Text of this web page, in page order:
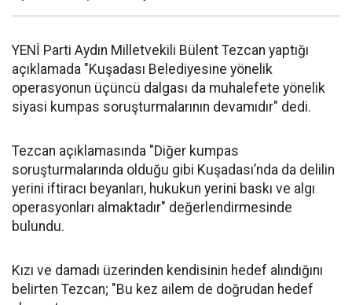
YENİ Parti Aydın Milletvekili Bülent Tezcan yaptığı
açıklamada "Kuşadası Belediyesine yönelik
operasyonun üçüncü dalgası da muhalefete yönelik
siyasi kumpas soruşturmalarının devamıdır" dedi.
Tezcan açıklamasında "Diğer kumpas
soruşturmalarında olduğu gibi Kuşadası’nda da delilin
yerini iftiracı beyanları, hukukun yerini baskı ve algı
operasyonları almaktadır" değerlendirmesinde
bulundu.
Kızı ve damadı üzerinden kendisinin hedef alındığını
belirten Tezcan; "Bu kez ailem de doğrudan hedef